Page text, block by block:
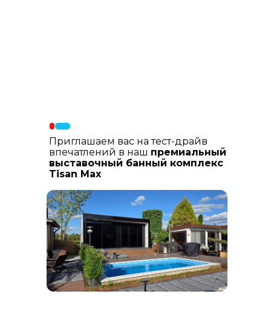
Приглашаем вас на тест-драйв
впечатлений в наш премиальный
выставочный банный комплекс
Tisan Max
лиственницы, шлифованный
керамогранит